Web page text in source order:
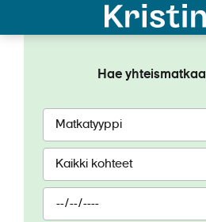
Swiss
Hae